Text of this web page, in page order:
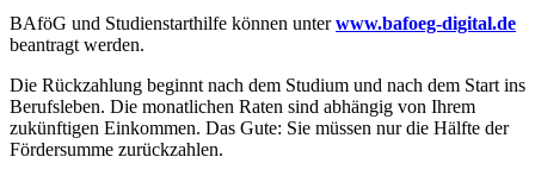
BAföG und Studienstarthilfe können unterwww.bafoeg-digital.de
beantragt werden.
Die Rückzahlung beginnt nach dem Studium und nach dem Start ins
Berufsleben. Die monatlichen Raten sind abhängig von Ihrem
zukünftigen Einkommen. Das Gute: Sie müssen nur die Hälfte der
Fördersumme zurückzahlen.